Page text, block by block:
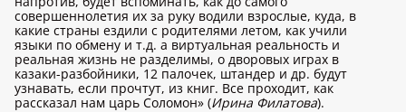
совершеннолетия их за руку водили взрослые, куда, в
какие страны ездили с родителями летом, как учили
языки по обмену и т.д. а виртуальная реальность и
реальная жизнь не разделимы, о дворовых играх в
казаки-разбойники, 12 палочек, штандер и др. будут
узнавать, если прочтут, из книг. Все проходит, как
рассказал нам царь Соломон» (Ирина Филатова).